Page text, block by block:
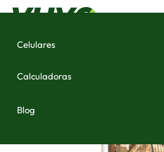
Celulares
Calculadoras
Blog